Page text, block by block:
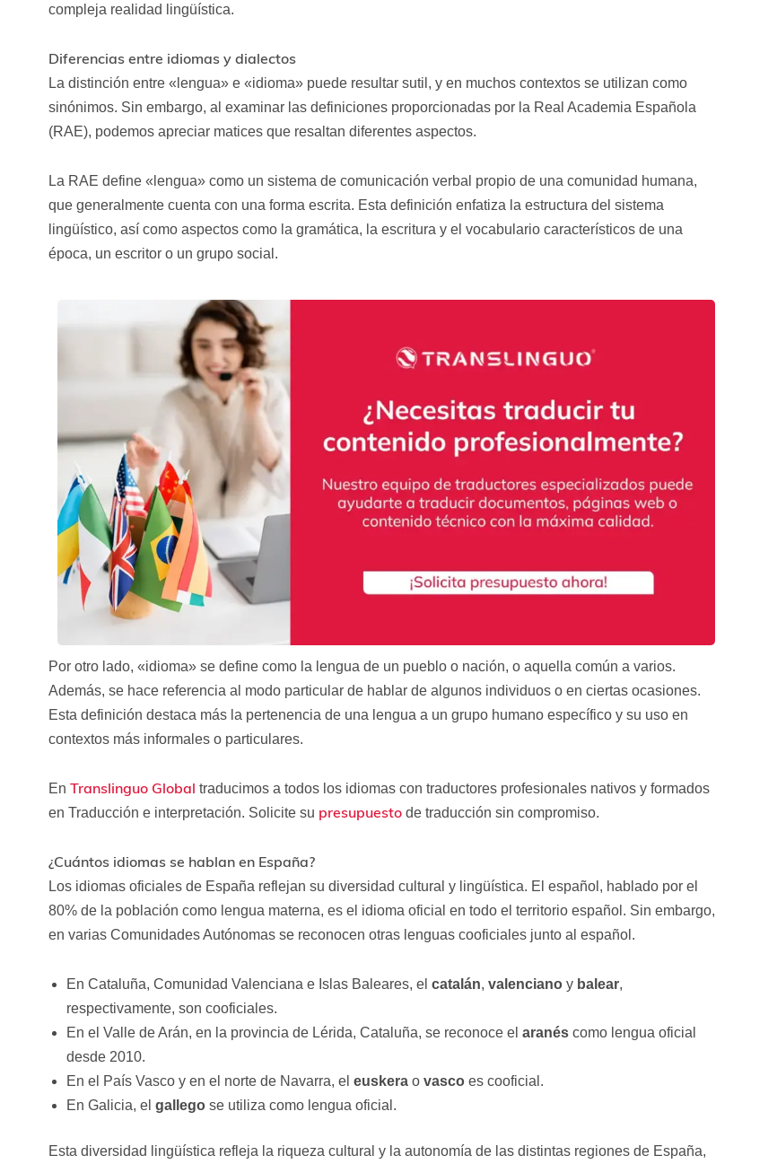
compleja realidad lingüística.
Diferencias entre idiomas y dialectos
La distinción entre «lengua» e «idioma» puede resultar sutil, y en muchos contextos se utilizan como
sinónimos. Sin embargo, al examinar las definiciones proporcionadas por la Real Academia Española
(RAE), podemos apreciar matices que resaltan diferentes aspectos.
La RAE define «lengua» como un sistema de comunicación verbal propio de una comunidad humana,
que generalmente cuenta con una forma escrita. Esta definición enfatiza la estructura del sistema
lingüístico, así como aspectos como la gramática, la escritura y el vocabulario característicos de una
época, un escritor o un grupo social.
Por otro lado, «idioma» se define como la lengua de un pueblo o nación, o aquella común a varios.
Además, se hace referencia al modo particular de hablar de algunos individuos o en ciertas ocasiones.
Esta definición destaca más la pertenencia de una lengua a un grupo humano específico y su uso en
contextos más informales o particulares.
En Translinguo Global traducimos a todos los idiomas con traductores profesionales nativos y formados
en Traducción e interpretación. Solicite su presupuestode traducción sin compromiso.
¿Cuántos idiomas se hablan en España?
Los idiomas oficiales de España reflejan su diversidad cultural y lingüística. El español, hablado por el
80% de la población como lengua materna, es el idioma oficial en todo el territorio español. Sin embargo,
en varias Comunidades Autónomas se reconocen otras lenguas cooficiales junto al español.
En Cataluña, Comunidad Valenciana e Islas Baleares, el catalán, valencianoy balear,
respectivamente, son cooficiales.
En el Valle de Arán, en la provincia de Lérida, Cataluña, se reconoce el aranéscomo lengua oficial
desde 2010.
En el País Vasco y en el norte de Navarra, el euskerao vascoes cooficial.
En Galicia, el gallegose utiliza como lengua oficial.
Esta diversidad lingüística refleja la riqueza cultural y la autonomía de las distintas regiones de España,